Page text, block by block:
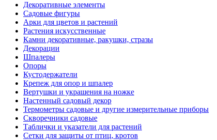
Декоративные элементы
Садовые фигуры
Арки для цветов и растений
Растения искусственные
Камни декоративные, ракушки, стразы
Декорации
Шпалеры
Опоры
Кустодержатели
Крепеж для опор и шпалер
Вертушки и украшения на ножке
Настенный садовый декор
Термометры садовые и другие измерительные приборы
Скворечники садовые
Таблички и указатели для растений
Сетки для защиты от птиц, кротов